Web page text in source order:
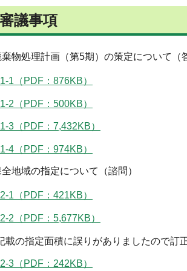
審議事項
物処理計画（第5期）の策定について（
1（PDF：876KB）
2（PDF：500KB）
3（PDF：7,432KB）
4（PDF：974KB）
地域の指定について（諮問）
1（PDF：421KB）
2（PDF：5,677KB）
の指定面積に誤りがありましたので訂正
3（PDF：242KB）